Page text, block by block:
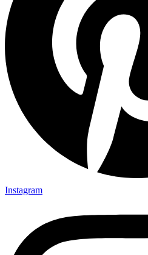
Instagram